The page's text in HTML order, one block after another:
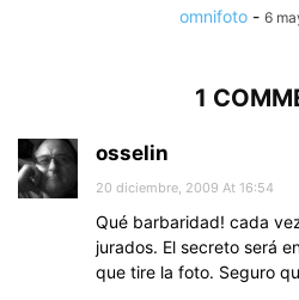
omnifoto - 6
1
osselin
20 diciembre, 2009 At 16:54
Qué barbaridad! cada
jurados. El secreto será
que tire la foto. Seguro